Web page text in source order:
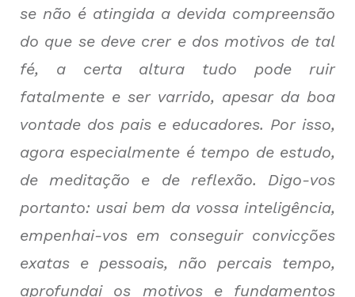
se não é atingida a devida compreensão
do que se deve crer e dos motivos de tal
fé, a certa altura tudo pode ruir
fatalmente e ser varrido, apesar da boa
vontade dos pais e educadores. Por isso,
agora especialmente é tempo de estudo,
de meditação e de reflexão. Digo-vos
portanto: usai bem da vossa inteligência,
empenhai-vos em conseguir convicções
exatas e pessoais, não percais tempo,
aprofundai os motivos e fundamentos